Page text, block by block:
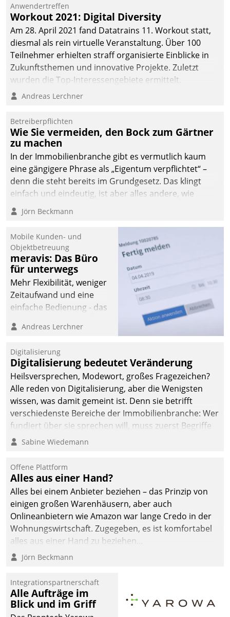
Cloud-Strategien und -
Lösungen mit hohem
Zukunftspotenzial.
Anwendertreffen
Workout 2021: Digital Diversity
Am 28. April 2021 fand Datatrains 11. Workout statt,
diesmal als rein virtuelle Veranstaltung. Über 100
Teilnehmer erhielten straff organisierte Einblicke in
Zukunftsthemen und innovative Projekte. Zuletzt
wurden die Top-Interessengebiete ermittelt.
Andreas Lerchner
Betreiberpflichten
Wie Sie vermeiden, den Bock zum Gärtner
zu machen
In der Immobilienbranche gibt es vermutlich kaum
eine gängigere Phrase als „Eigentum verpflichtet“ –
denn die steht bereits im Grundgesetz. Das klingt
einfach und eindeutig, ist aber alles andere, wie
Branchenbeschäftigte wissen. Denn mit der
Verantwortung folgen Verpflichtungen.
Jörn Beckmann
Mobile Kunden- und
Objektbetreuung
meravis: Das Büro
für unterwegs
Mehr Flexibilität, weniger
Zeitaufwand und eine
einfache Bedienung - das
Cockpit für mobile
Datatrain. Die meravis
Wohnungsbau- und
Immobilien GmbH hat
sich dabei für den Betrieb
der Lösung über die SAP
Cloud Platform
entschieden - als erstes
Unternehmen am
Andreas Lerchner
Digitalisierung
Digitalisierung bedeutet Veränderung
Heilsversprechen, Modewort, großes Fragezeichen?
Alle reden von Digitalisierung, aber die Wenigsten
wissen, was damit gemeint ist. Denn sie betrifft
verschiedenste Bereiche der Immobilienbranche: Wer
fundiert über sie sprechen will, muss zuerst Begriffe
klären. Ein Aspekt ist die betriebliche Optimierung:
Einsparungen durch optimierte und automatisierte
Prozesse. Doch man darf nicht zu viel erwarten: Allein
mit der Einführung einer neuen Software ist es nicht
getan. Die Digitalisierung erfordert von Unternehmen
die Bereitschaft, sich zu überprüfen, zu hinterfragen
und zu verändern.
Sabine Wiedemann
Offene Plattform
Alles aus einer Hand?
Alles bei einem Anbieter beziehen – das Prinzip von
einigen großen Warenhäusern, aber auch
Onlineanbietern wie Amazon war lange Credo in der
Wohnungswirtschaft. Zugegeben, es ist komfortabel
alles aus einer Hand zu beziehen...
Jörn Beckmann
Integrationspartnerschaft
Alle Aufträge im
Blick und im Griff